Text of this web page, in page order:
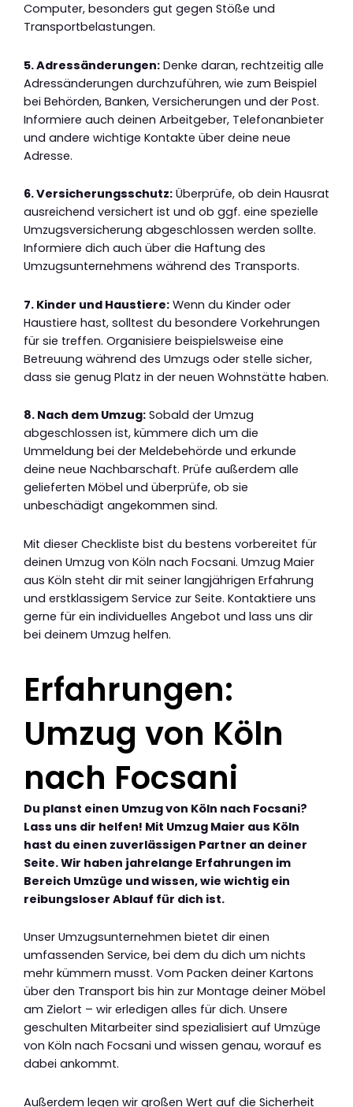
Computer, besonders gut gegen Stöße und
Transportbelastungen.
5. Adressänderungen: Denke daran, rechtzeitig alle
Adressänderungen durchzuführen, wie zum Beispiel
bei Behörden, Banken, Versicherungen und der Post.
Informiere auch deinen Arbeitgeber, Telefonanbieter
und andere wichtige Kontakte über deine neue
Adresse.
6. Versicherungsschutz: Überprüfe, ob dein Hausrat
ausreichend versichert ist und ob ggf. eine spezielle
Umzugsversicherung abgeschlossen werden sollte.
Informiere dich auch über die Haftung des
Umzugsunternehmens während des Transports.
7. Kinder und Haustiere: Wenn du Kinder oder
Haustiere hast, solltest du besondere Vorkehrungen
für sie treffen. Organisiere beispielsweise eine
Betreuung während des Umzugs oder stelle sicher,
dass sie genug Platz in der neuen Wohnstätte haben.
8. Nach dem Umzug: Sobald der Umzug
abgeschlossen ist, kümmere dich um die
Ummeldung bei der Meldebehörde und erkunde
deine neue Nachbarschaft. Prüfe außerdem alle
gelieferten Möbel und überprüfe, ob sie
unbeschädigt angekommen sind.
Mit dieser Checkliste bist du bestens vorbereitet für
deinen Umzug von Köln nach Focsani. Umzug Maier
aus Köln steht dir mit seiner langjährigen Erfahrung
und erstklassigem Service zur Seite. Kontaktiere uns
gerne für ein individuelles Angebot und lass uns dir
bei deinem Umzug helfen.
Erfahrungen:
Umzug von Köln
nach Focsani
Du planst einen Umzug von Köln nach Focsani?
Lass uns dir helfen! Mit Umzug Maier aus Köln
hast du einen zuverlässigen Partner an deiner
Seite. Wir haben jahrelange Erfahrungen im
Bereich Umzüge und wissen, wie wichtig ein
reibungsloser Ablauf für dich ist.
Unser Umzugsunternehmen bietet dir einen
umfassenden Service, bei dem du dich um nichts
mehr kümmern musst. Vom Packen deiner Kartons
über den Transport bis hin zur Montage deiner Möbel
am Zielort – wir erledigen alles für dich. Unsere
geschulten Mitarbeiter sind spezialisiert auf Umzüge
von Köln nach Focsani und wissen genau, worauf es
dabei ankommt.
Außerdem legen wir großen Wert auf die Sicherheit